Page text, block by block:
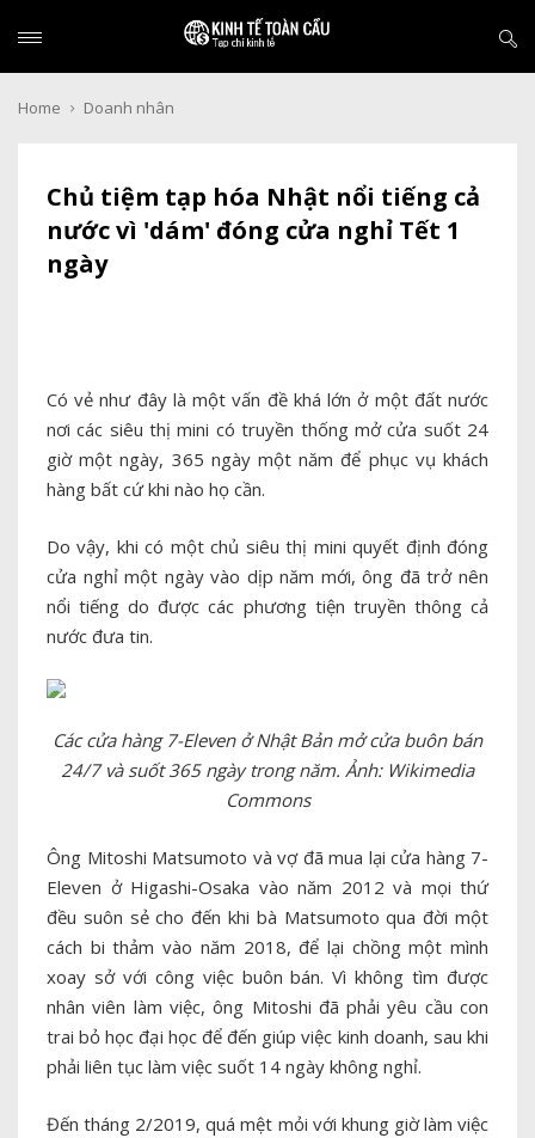
Home Doanh nhân
Chủ tiệm tạp hóa Nhật nổi tiếng cả
nước vì 'dám' đóng cửa nghỉ Tết 1
ngày
Có vẻ như đây là một vấn đề khá lớn ở một đất nước
nơi các siêu thị mini có truyền thống mở cửa suốt 24
giờ một ngày, 365 ngày một năm để phục vụ khách
hàng bất cứ khi nào họ cần.
Do vậy, khi có một chủ siêu thị mini quyết định đóng
cửa nghỉ một ngày vào dịp năm mới, ông đã trở nên
nổi tiếng do được các phương tiện truyền thông cả
nước đưa tin.
Các cửa hàng 7-Eleven ở Nhật Bản mở cửa buôn bán
24/7 và suốt 365 ngày trong năm. Ảnh: Wikimedia
Commons
Ông Mitoshi Matsumoto và vợ đã mua lại cửa hàng 7-
Eleven ở Higashi-Osaka vào năm 2012 và mọi thứ
đều suôn sẻ cho đến khi bà Matsumoto qua đời một
cách bi thảm vào năm 2018, để lại chồng một mình
xoay sở với công việc buôn bán. Vì không tìm được
nhân viên làm việc, ông Mitoshi đã phải yêu cầu con
trai bỏ học đại học để đến giúp việc kinh doanh, sau khi
phải liên tục làm việc suốt 14 ngày không nghỉ.
Đến tháng 2/2019, quá mệt mỏi với khung giờ làm việc